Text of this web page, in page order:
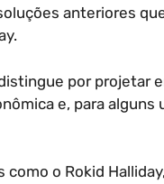
anteriores
por projetar
e, para
o Rokid